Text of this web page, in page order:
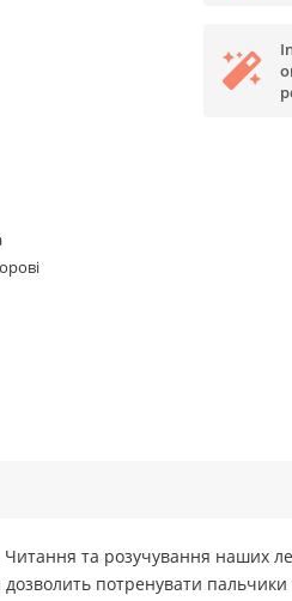
та розучування наших
потренувати